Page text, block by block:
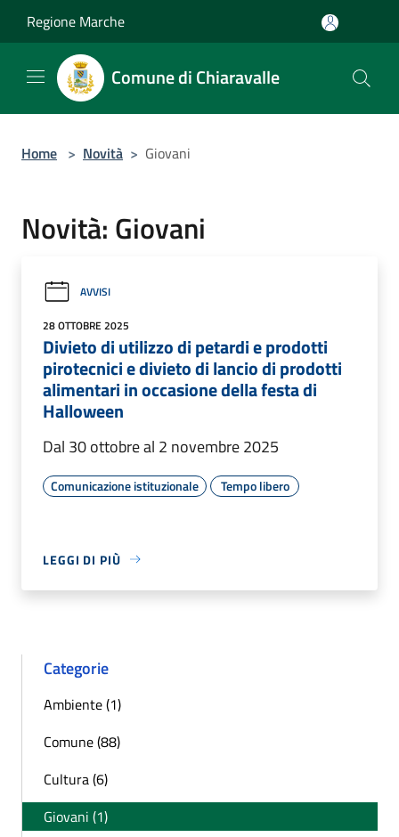
Regione Marche
Comune di Chiaravalle
Home > Novità > Giovani
Novità: Giovani
AVVISI
28 OTTOBRE 2025
Divieto di utilizzo di petardi e prodotti
pirotecnici e divieto di lancio di prodotti
alimentari in occasione della festa di
Halloween
Dal 30 ottobre al 2 novembre 2025
Comunicazione istituzionale Tempo libero
LEGGI DI PIÙ
Categorie
Ambiente (1)
Comune (88)
Cultura (6)
Giovani (1)